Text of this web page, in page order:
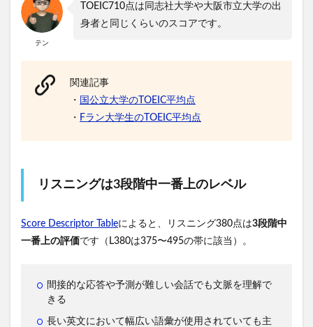
テン
TOEIC710点は同志社大学や大阪市立大学の出
身者と同じくらいのスコアです。
関連記事
・ 国公立大学のTOEIC平均点
・ Fラン大学生のTOEIC平均点
リスニングは3段階中一番上のレベル
Score Descriptor Tableによると、リスニング380点は3段階中
一番上の評価です（L380は375〜495の帯に該当）。
間接的な応答や予測が難しい会話でも文脈を理解で
きる
長い英文において幅広い語彙が使用されていても主